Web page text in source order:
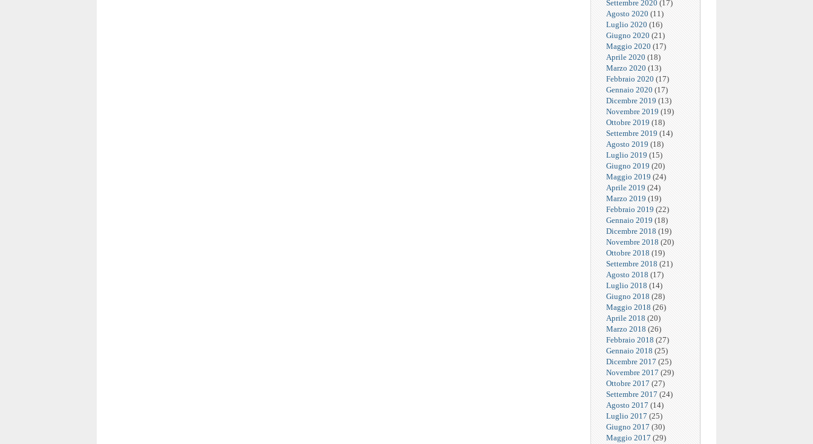
Settembre 2020 (17)
Agosto 2020 (11)
Luglio 2020 (16)
Giugno 2020 (21)
Maggio 2020 (17)
Aprile 2020 (18)
Marzo 2020 (13)
Febbraio 2020 (17)
Gennaio 2020 (17)
Dicembre 2019 (13)
Novembre 2019 (19)
Ottobre 2019 (18)
Settembre 2019 (14)
Agosto 2019 (18)
Luglio 2019 (15)
Giugno 2019 (20)
Maggio 2019 (24)
Aprile 2019 (24)
Marzo 2019 (19)
Febbraio 2019 (22)
Gennaio 2019 (18)
Dicembre 2018 (19)
Novembre 2018 (20)
Ottobre 2018 (19)
Settembre 2018 (21)
Agosto 2018 (17)
Luglio 2018 (14)
Giugno 2018 (28)
Maggio 2018 (26)
Aprile 2018 (20)
Marzo 2018 (26)
Febbraio 2018 (27)
Gennaio 2018 (25)
Dicembre 2017 (25)
Novembre 2017 (29)
Ottobre 2017 (27)
Settembre 2017 (24)
Agosto 2017 (14)
Luglio 2017 (25)
Giugno 2017 (30)
Maggio 2017 (29)